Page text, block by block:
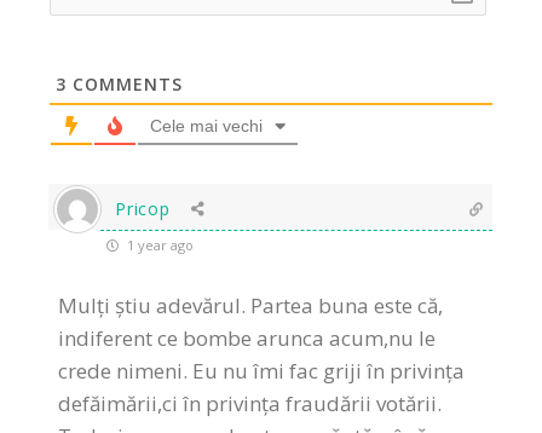
3 COMMENTS
Cele mai vechi
Pricop
1 year ago
Mulți știu adevărul. Partea buna este că,
indiferent ce bombe arunca acum,nu le
crede nimeni. Eu nu îmi fac griji în privința
defăimării,ci în privința fraudării votării.